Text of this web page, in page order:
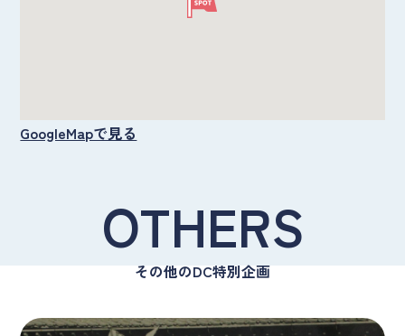
GoogleMapで見る
OTHERS
その他のDC特別企画